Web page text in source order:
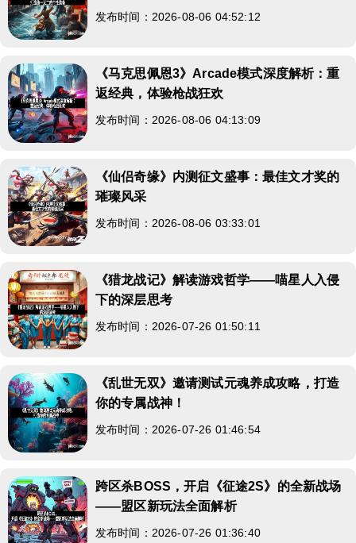
发布时间：2026-08-06 04:52:12
《马克思佩恩3》Arcade模式深度解析：重
返经典，体验枪战狂欢
发布时间：2026-08-06 04:13:09
《仙侣奇缘》内测征文盛事：最佳文才奖的
璀璨风采
发布时间：2026-08-06 03:33:01
《猎龙战记》解读游戏哲学——喵星人入侵
下的深层思考
发布时间：2026-07-26 01:50:11
《乱世无双》邀请测试元魂养成攻略，打造
你的专属战神！
发布时间：2026-07-26 01:46:54
跨区杀BOSS，开启《征途2S》的全新战场
——盟区新玩法全面解析
发布时间：2026-07-26 01:36:40